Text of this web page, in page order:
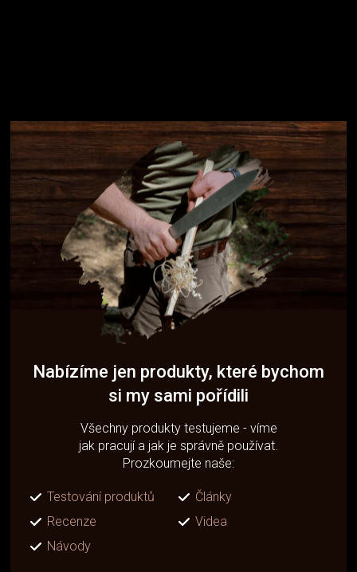
Nabízíme jen produkty, které bychom
si my sami pořídili
Všechny produkty testujeme - víme
jak pracují a jak je správně používat.
Prozkoumejte naše:
Testování produktů
Články
Recenze
Videa
Návody